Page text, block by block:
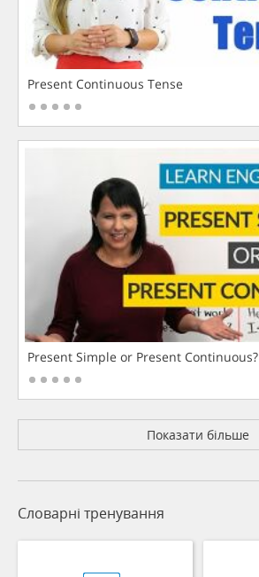
Present Continuous Tense
Present Simple or Present Continuous?
Показати більше
Словарні тренування